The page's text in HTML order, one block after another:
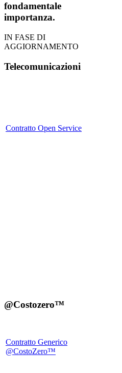
fondamentale
importanza.
IN FASE DI
AGGIORNAMENTO
Telecomunicazioni
Contratto Open Service
@Costozero™
Contratto Generico
@CostoZero™